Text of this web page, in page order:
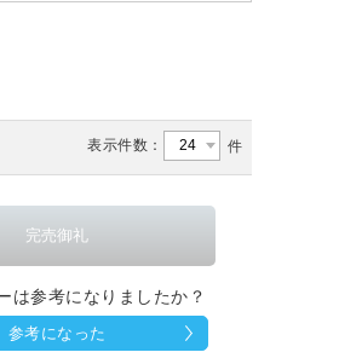
表示件数： 件
は参考になりましたか？
参考になった